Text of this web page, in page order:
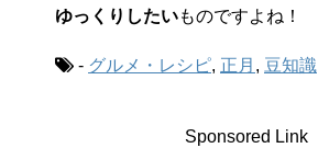
ゆっくりしたいものですよね！
- グルメ・レシピ, 正月 , 豆知識
Sponsored Link